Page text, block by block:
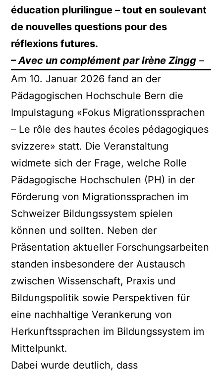
éducation plurilingue – tout en soulevant
de nouvelles questions pour des
réflexions futures.
– Avec un complément par Irène Zingg –
Am 10. Januar 2026 fand an der
Pädagogischen Hochschule Bern die
Impulstagung «Fokus Migrationssprachen
– Le rôle des hautes écoles pédagogiques
svizzere» statt. Die Veranstaltung
widmete sich der Frage, welche Rolle
Pädagogische Hochschulen (PH) in der
Förderung von Migrationssprachen im
Schweizer Bildungssystem spielen
können und sollten. Neben der
Präsentation aktueller Forschungsarbeiten
standen insbesondere der Austausch
zwischen Wissenschaft, Praxis und
Bildungspolitik sowie Perspektiven für
eine nachhaltige Verankerung von
Herkunftssprachen im Bildungssystem im
Mittelpunkt.
Dabei wurde deutlich, dass